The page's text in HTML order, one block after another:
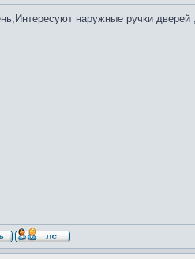
наружные ручки